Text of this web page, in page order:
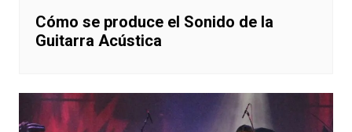
Cómo se produce el Sonido de la
Guitarra Acústica